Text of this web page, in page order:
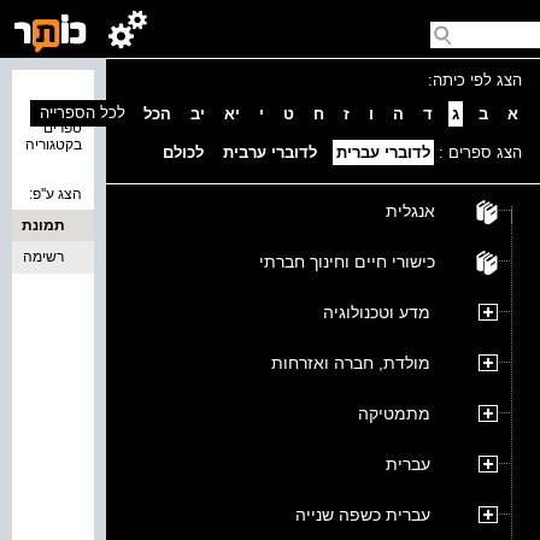
הצג לפי כיתה:
א
ב ג ד ה ו ז ח ט י יא יב הכל
הצג ספרים : לדוברי עברית לדוברי ערבית לכולם
אנגלית
כישורי חיים וחינוך חברתי
מדע וטכנולוגיה
מולדת, חברה ואזרחות
מתמטיקה
עברית
עברית כשפה שנייה
ספרים
בקטגוריה
לכל הספרייה
הצג ע''פ:
תמונת
כריכה
רשימה